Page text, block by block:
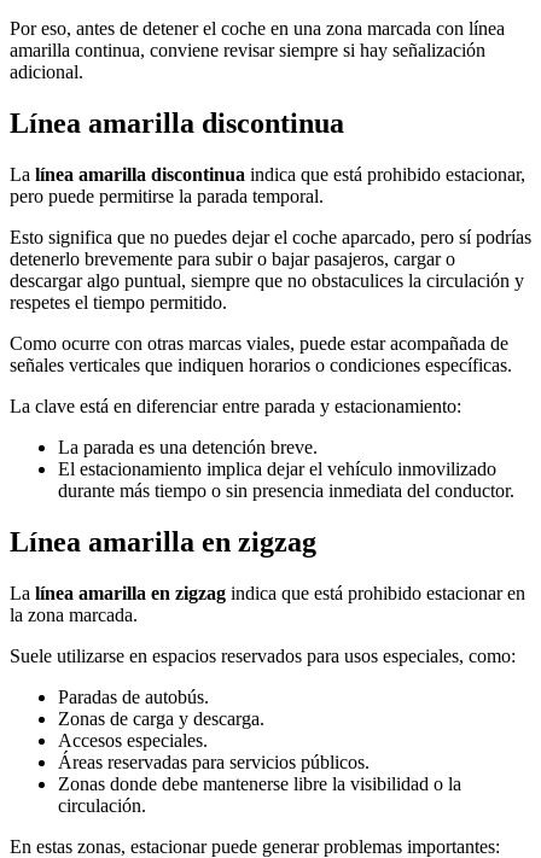
Por eso, antes de detener el coche en una zona marcada con línea
amarilla continua, conviene revisar siempre si hay señalización
adicional.
Línea amarilla discontinua
La línea amarilla discontinua indica que está prohibido estacionar,
pero puede permitirse la parada temporal.
Esto significa que no puedes dejar el coche aparcado, pero sí podrías
detenerlo brevemente para subir o bajar pasajeros, cargar o
descargar algo puntual, siempre que no obstaculices la circulación y
respetes el tiempo permitido.
Como ocurre con otras marcas viales, puede estar acompañada de
señales verticales que indiquen horarios o condiciones específicas.
La clave está en diferenciar entre parada y estacionamiento:
La parada es una detención breve.
El estacionamiento implica dejar el vehículo inmovilizado
durante más tiempo o sin presencia inmediata del conductor.
Línea amarilla en zigzag
La línea amarilla en zigzag indica que está prohibido estacionar en
la zona marcada.
Suele utilizarse en espacios reservados para usos especiales, como:
Paradas de autobús.
Zonas de carga y descarga.
Accesos especiales.
Áreas reservadas para servicios públicos.
Zonas donde debe mantenerse libre la visibilidad o la
circulación.
En estas zonas, estacionar puede generar problemas importantes: